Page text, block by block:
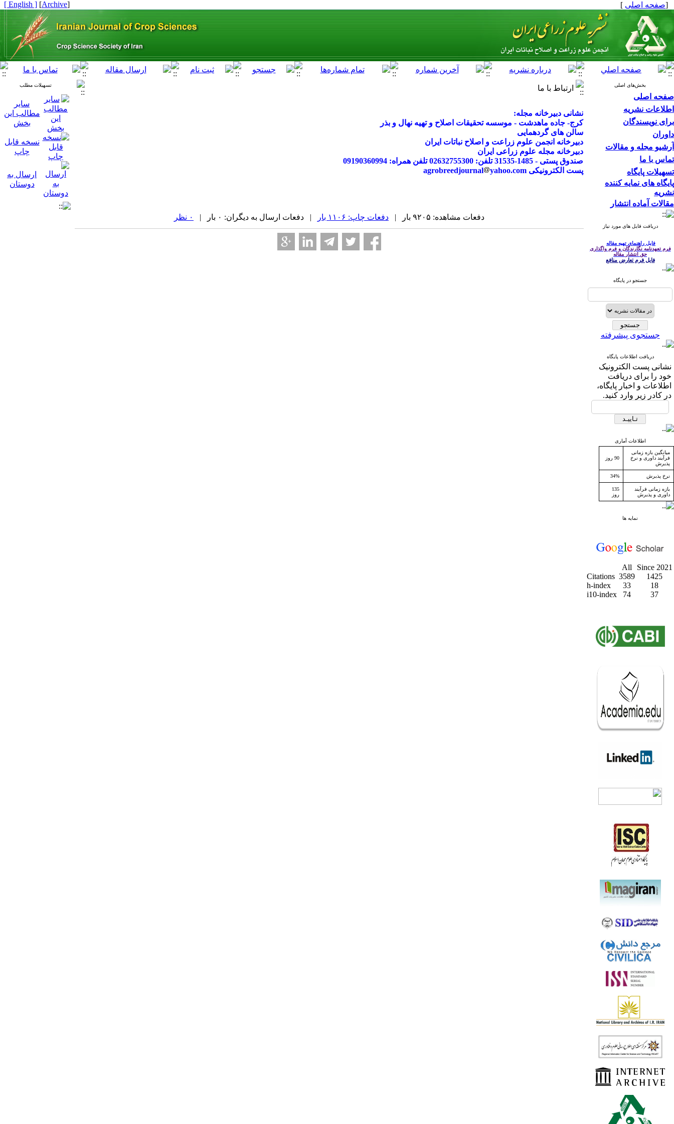
[صفحه اصلی ]
[
Archive
]
[ English ]
بخش‌های اصلی
صفحه اصلی
اطلاعات نشریه
برای نویسندگان
داوران
آرشیو مجله و مقالات
تماس با ما
تسهیلات پایگاه
پایگاه های نمایه کننده
نشریه
مقالات آماده انتشار
دریافت فایل های مورد نیاز
فایل راهنمای تهیه مقاله
فرم تعهدنامه نگارندگان و فرم واگذاری
حق انتشار مقاله
فایل فرم تعارض منافع
جستجو در پایگاه
جستجوی پیشرفته
دریافت اطلاعات پایگاه
نشانی پست الکترونیک
خود را برای دریافت
اطلاعات و اخبار پایگاه،
در کادر زیر وارد کنید.
اطلاعات آماری
میانگین بازه زمانی
فرآیند داوری و نرخ
پذیرش
90 روز
نرخ پذیرش 34%
بازه زمانی فرآیند
داوری و پذیرش
135
روز
نمایه ها
All
Since 2021
Citations 3589
1425
h-index
33
18
i10-index
74 37
ارتباط با ما
نشانی دبیرخانه مجله:
کرج- جاده ماهدشت - موسسه تحقیقات اصلاح و تهیه نهال و بذر
سالن های گردهمایی
دبیرخانه انجمن علوم زراعت و اصلاح نباتات ایران
دبیرخانه مجله علوم زراعی ایران
صندوق پستی - 1485-31535 تلفن: 02632755300 تلفن همراه: 09190360994
پست الکترونیکی agrobreedjournal yahoo.com
تسهیلات مطلب
سایر
مطالب این
بخش
نسخه قابل
چاپ
ارسال به
دوستان
دفعات مشاهده: ۹۲۰۵ بار | دفعات چاپ: ۱۱۰۶ بار | دفعات ارسال به دیگران: ۰ بار | ۰ نظر